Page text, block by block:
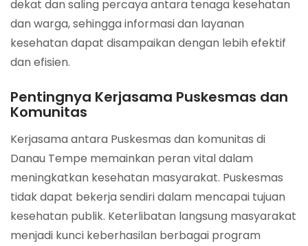
dekat dan saling percaya antara tenaga kesehatan
dan warga, sehingga informasi dan layanan
kesehatan dapat disampaikan dengan lebih efektif
dan efisien.
Pentingnya Kerjasama Puskesmas dan
Komunitas
Kerjasama antara Puskesmas dan komunitas di
Danau Tempe memainkan peran vital dalam
meningkatkan kesehatan masyarakat. Puskesmas
tidak dapat bekerja sendiri dalam mencapai tujuan
kesehatan publik. Keterlibatan langsung masyarakat
menjadi kunci keberhasilan berbagai program